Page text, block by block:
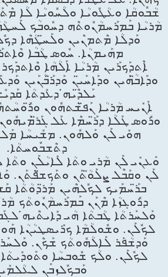
ܫܳܒܽܘܩܳܐ ܘܥܳܛܽܘܝܳܐ ܘܠܳܚܽܘܝܳܐ ܠܳܐ
ܡܳܪܝܳܐ ܒܰܡܪܰܚܡܳܢܽܘܬܶܗ ܕܚܽܘܒܳܟ
ܘܰܕܠܳܐ ܡܶܬܡܢܶܝܢ ܘܠܰܚ̈ܛܳܗܶܐ
ܡܗܰܝܡܢܳܐ. ܚܽܘܣ ܛܳܒܳܐ
ܐܶܬܕܰܟܪܰܝܢ ܡܳܪܝܳܐ ܐܰ‌ܠܳܗܳܐ
ܘܕܰܐܒ̈ܳܗܰܝܢ ܘܕܰܐܚܰܝ̈ܢ ܘܰܕܪ̈ܰܒܳܢܰܝܢ
ܝܰܠܕ̈ܶܝܗ̇ ܕܥܺܕܬܳܐ
ܐܰܢܺܝܚ ܡܳܪܝܳܐ ܢܰܦ̈ܫܳܬܗܽܘܢ
ܘܪܽܘܣ ܛܰܠܳܐ ܕܪ̈ܰܚܡܶܐ ܥܰܠ
ܗܘܺܝ ܠܰܢ ܘܰܠܗܽܘܢ. ܡܫܺܝܚܳܐ
ܕܬܶܫܒܽܘܚܬܳܐ.
ܘܰܥܢܺܝ ܠܰܢ ܡܳܪܝ ܘܬܳܐ ܠܺܐܝܳܠܰܢ ܘܬܳܐ
ܠܰܢ ܘܩܰܒܶܠ ܨܠܰܘ̈ܳܬܰܢ ܘܬܰܟܫ̈ܦܳܬܰܢ.
ܒܪ̈ܰܚܡܰܝܟ ܠܟܽܠܗܶܝܢ ܡܰܪ̈ܕܘܳܬܳܐ
ܕܪܽܘܓܙܳܐ ܡܶܢܰܢ ܒܰܡܪܰܚܡܳܢܽܘܬܳܟ
ܘܰܠܚܰܪܬܳܐ ܛܳܒܬܳܐ ܗܳܝ ܕܺܐܝܬܶܝܗ̇
ܠܟܽܠܰܢ. ܘܫܽܘܠܳܡܳܐ ܟܪܺܝܣܛܝܳܢܳܐ ܗܰܘ
ܘܰܕܫܳܦܰܪ ܠܰܐܠܳܗܽܘܬܳܟ ܫܰܟܶܢ.
ܠܟܽܠܰܢ. ܘܠܳܟ ܫܽܘܒܚܳܐ
ܘܰܒܟܽܠܙܒܰܢ